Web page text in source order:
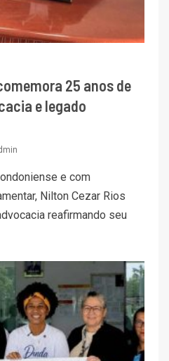
25 anos de
e legado
e com
Nilton Cezar Rios
reafirmando seu